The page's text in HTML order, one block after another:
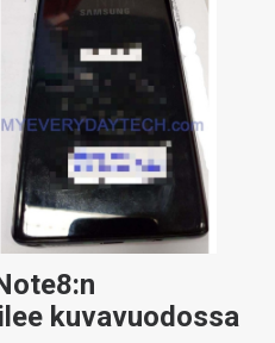
kuvavuodossa